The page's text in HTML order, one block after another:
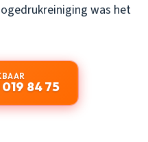
was het
84 75